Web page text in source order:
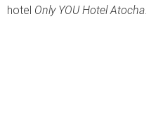
hotel Only YOU Hotel Atocha.